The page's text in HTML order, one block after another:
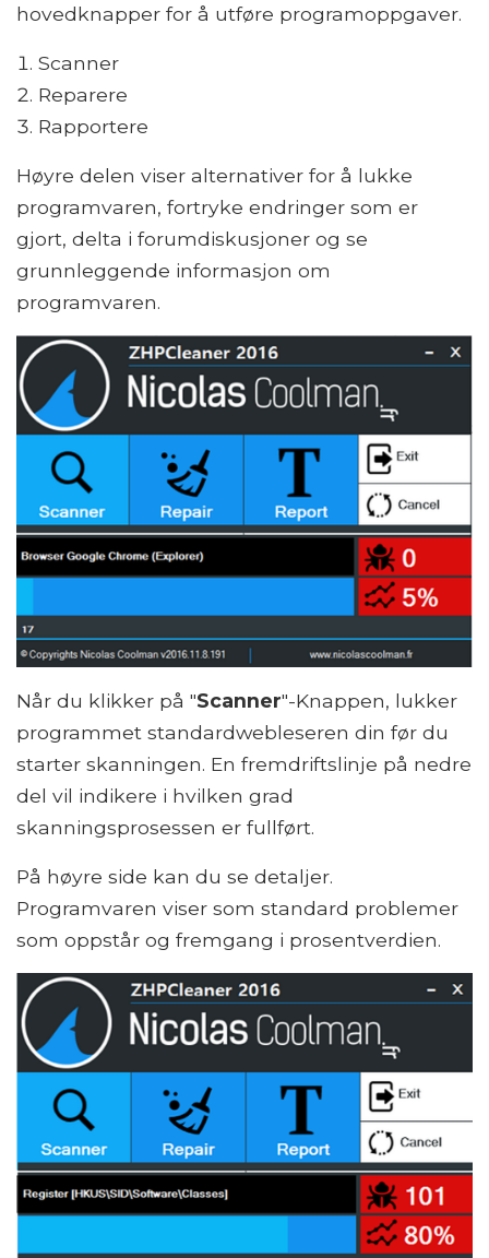
hovedknapper for å utføre programoppgaver.
Scanner
Reparere
Rapportere
Høyre delen viser alternativer for å lukke
programvaren, fortryke endringer som er
gjort, delta i forumdiskusjoner og se
grunnleggende informasjon om
programvaren.
Når du klikker på "Scanner"-Knappen, lukker
programmet standardwebleseren din før du
starter skanningen. En fremdriftslinje på nedre
del vil indikere i hvilken grad
skanningsprosessen er fullført.
På høyre side kan du se detaljer.
Programvaren viser som standard problemer
som oppstår og fremgang i prosentverdien.